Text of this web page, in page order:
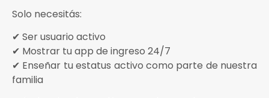
Solo necesitás:
✔ Ser usuario activo
✔ Mostrar tu app de ingreso 24/7
✔ Enseñar tu estatus activo como parte de nuestra
familia